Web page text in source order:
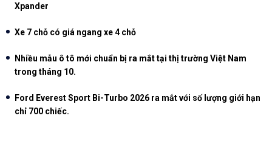
Xpander
Xe 7 chỗ có giá ngang xe 4 chỗ
Nhiều mẫu ô tô mới chuẩn bị ra mắt tại thị trường Việt Nam
trong tháng 10.
Ford Everest Sport Bi-Turbo 2026 ra mắt với số lượng giới hạn
chỉ 700 chiếc.